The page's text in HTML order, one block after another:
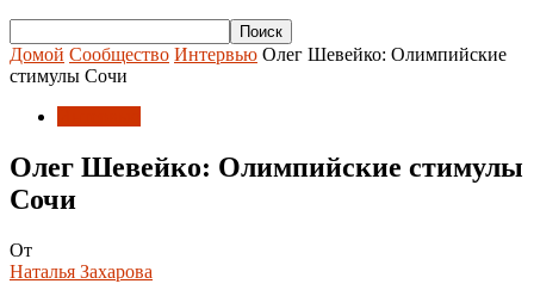
Домой Сообщество Интервью Олег Шевейко: Олимпийские
стимулы Сочи
Олег Шевейко: Олимпийские стимулы
Сочи
От
Наталья Захарова